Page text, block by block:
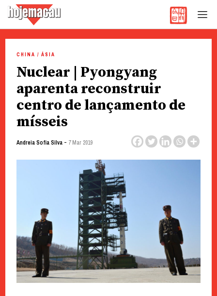
content
CHINA / ÁSIA
Nuclear | Pyongyang
aparenta reconstruir
centro de lançamento de
mísseis
Andreia Sofia Silva- 7 Mar 2019